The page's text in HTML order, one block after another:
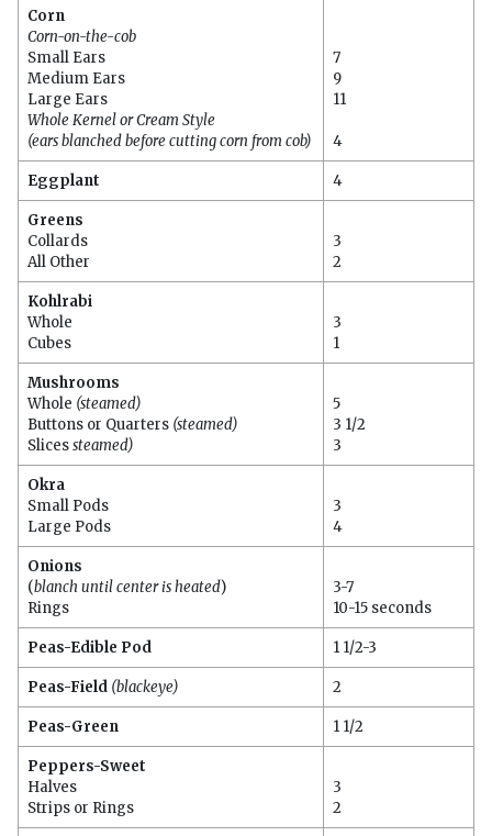
Corn
Corn-on-the-cob
Small Ears
Medium Ears
Large Ears
Whole Kernel or Cream Style
(ears blanched before cutting corn from cob)
7
9
11
4
Eggplant 4
Greens
Collards
All Other
3
2
Kohlrabi
Whole
Cubes
3
1
Mushrooms
Whole (steamed)
Buttons or Quarters (steamed)
Slicessteamed)
5
3 1/2
3
Okra
Small Pods
Large Pods
3
4
Onions
(blanch until center is heated)
Rings
3-7
10-15 seconds
Peas-Edible Pod 1 1/2-3
Peas-Field (blackeye) 2
Peas-Green 1 1/2
Peppers-Sweet
Halves
Strips or Rings
3
2